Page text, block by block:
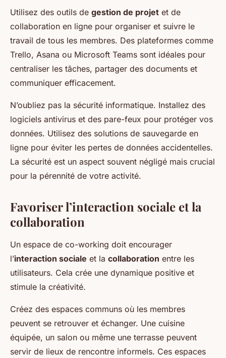
Utilisez des outils de gestion de projet et de
collaboration en ligne pour organiser et suivre le
travail de tous les membres. Des plateformes comme
Trello, Asana ou Microsoft Teams sont idéales pour
centraliser les tâches, partager des documents et
communiquer efficacement.
N’oubliez pas la sécurité informatique. Installez des
logiciels antivirus et des pare-feux pour protéger vos
données. Utilisez des solutions de sauvegarde en
ligne pour éviter les pertes de données accidentelles.
La sécurité est un aspect souvent négligé mais crucial
pour la pérennité de votre activité.
Favoriser l’interaction sociale et la
collaboration
Un espace de co-working doit encourager
l’interaction sociale et la collaboration entre les
utilisateurs. Cela crée une dynamique positive et
stimule la créativité.
Créez des espaces communs où les membres
peuvent se retrouver et échanger. Une cuisine
équipée, un salon ou même une terrasse peuvent
servir de lieux de rencontre informels. Ces espaces